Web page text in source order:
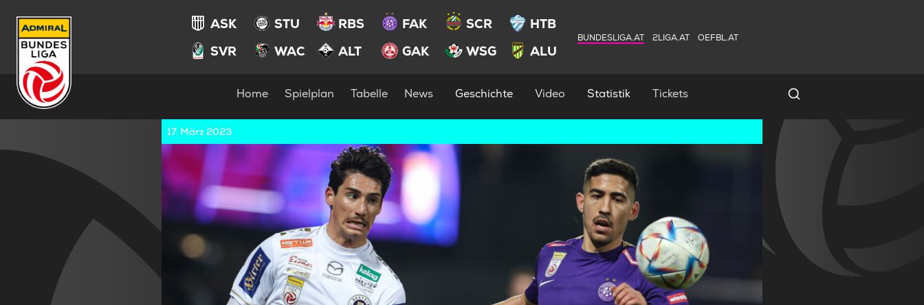
ASK STU RBS FAK SCR
HTB
SVR
WAC ALT GAK WSG ALU
BUNDESLIGA.AT 2LIGA.AT OEFBL.AT
Home Spielplan Tabelle News Geschichte Video Statistik Tickets Spielersuche
17. März 2023